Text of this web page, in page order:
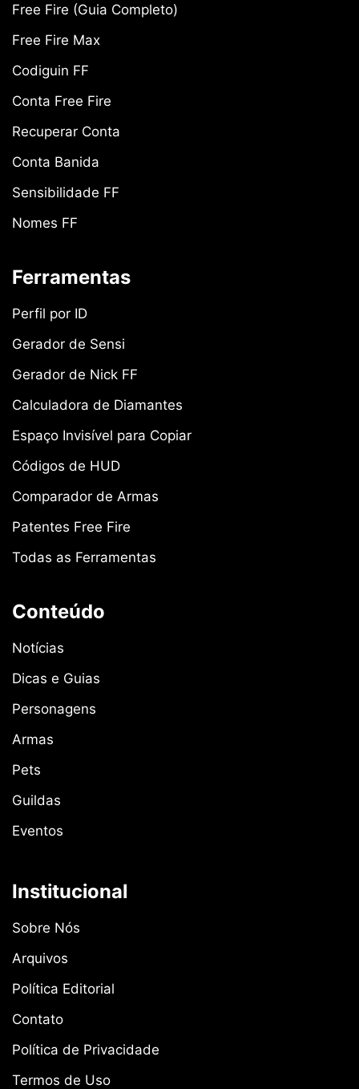
Free Fire (Guia Completo)
Free Fire Max
Codiguin FF
Conta Free Fire
Recuperar Conta
Conta Banida
Sensibilidade FF
Nomes FF
Ferramentas
Perfil por ID
Gerador de Sensi
Gerador de Nick FF
Calculadora de Diamantes
Espaço Invisível para Copiar
Códigos de HUD
Comparador de Armas
Patentes Free Fire
Todas as Ferramentas
Conteúdo
Notícias
Dicas e Guias
Personagens
Armas
Pets
Guildas
Eventos
Institucional
Sobre Nós
Arquivos
Política Editorial
Contato
Política de Privacidade
Termos de Uso